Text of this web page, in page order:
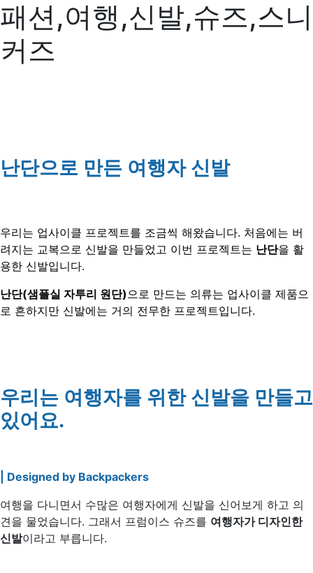
패션,여행,신발,슈즈,스니
커즈
난단으로 만든 여행자 신발
우리는 업사이클 프로젝트를 조금씩 해왔습니다. 처음에는 버
려지는 교복으로 신발을 만들었고 이번 프로젝트는 난단을 활
용한 신발입니다.
난단(샘플실 자투리 원단)으로 만드는 의류는 업사이클 제품으
로 흔하지만 신발에는 거의 전무한 프로젝트입니다.
우리는 여행자를 위한 신발을 만들고
있어요.
| Designed by Backpackers
여행을 다니면서 수많은 여행자에게 신발을 신어보게 하고 의
견을 물었습니다. 그래서 프럼이스 슈즈를 여행자가 디자인한
신발이라고 부릅니다.